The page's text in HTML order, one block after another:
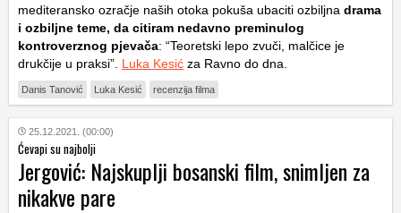
mediteransko ozračje naših otoka pokuša ubaciti ozbiljna drama
i ozbiljne teme, da citiram nedavno preminulog
kontroverznog pjevača: “Teoretski lepo zvuči, malčice je
drukčije u praksi”. Luka Kesić za Ravno do dna.
Danis Tanović Luka Kesić recenzija filma
25.12.2021. (00:00)
Ćevapi su najbolji
Jergović: Najskuplji bosanski film, snimljen za
nikakve pare